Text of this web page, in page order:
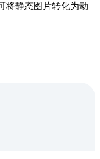
将静态图片转化为动